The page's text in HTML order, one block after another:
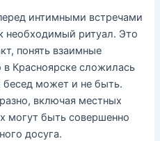
интимными встречами
необходимый ритуал. Это
понять взаимные
Красноярске сложилась
бесед может и не быть.
включая местных
могут быть совершенно
досуга.